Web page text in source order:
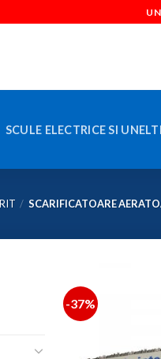
SCULE ELECTRICE SI
/ SCARIFICATOARE
-37%